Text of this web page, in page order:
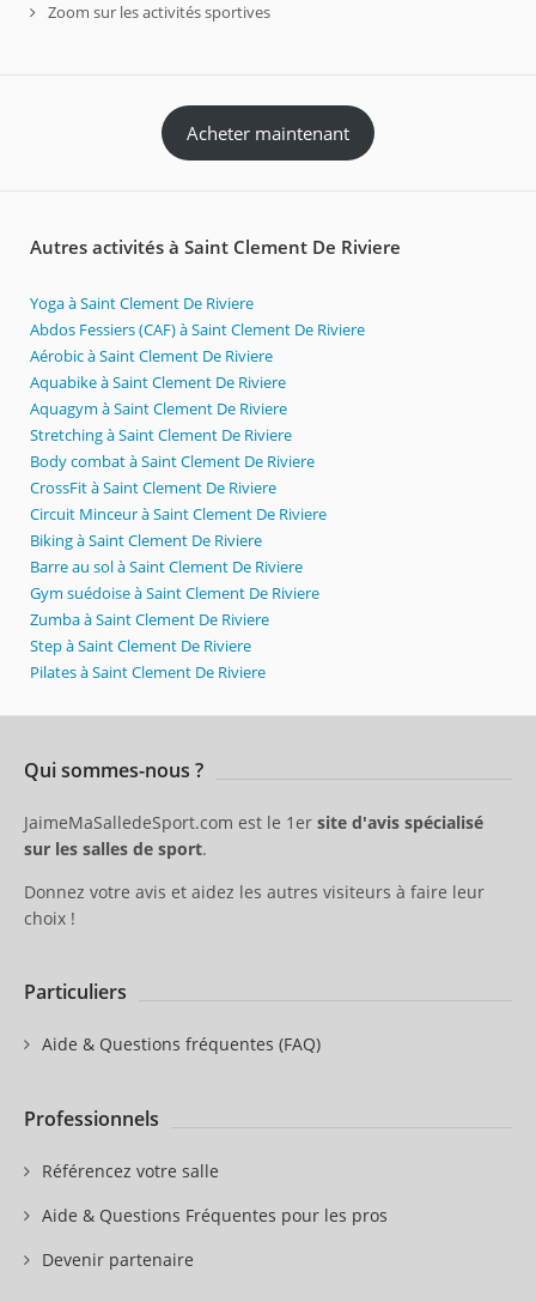
Zoom sur les activités sportives
Acheter maintenant
Autres activités à Saint Clement De Riviere
Yoga à Saint Clement De Riviere
Abdos Fessiers (CAF) à Saint Clement De Riviere
Aérobic à Saint Clement De Riviere
Aquabike à Saint Clement De Riviere
Aquagym à Saint Clement De Riviere
Stretching à Saint Clement De Riviere
Body combat à Saint Clement De Riviere
CrossFit à Saint Clement De Riviere
Circuit Minceur à Saint Clement De Riviere
Biking à Saint Clement De Riviere
Barre au sol à Saint Clement De Riviere
Gym suédoise à Saint Clement De Riviere
Zumba à Saint Clement De Riviere
Step à Saint Clement De Riviere
Pilates à Saint Clement De Riviere
Qui sommes-nous ?
JaimeMaSalledeSport.com est le 1er site d'avis spécialisé
sur les salles de sport.
Donnez votre avis et aidez les autres visiteurs à faire leur
choix !
Particuliers
Aide & Questions fréquentes (FAQ)
Professionnels
Référencez votre salle
Aide & Questions Fréquentes pour les pros
Devenir partenaire